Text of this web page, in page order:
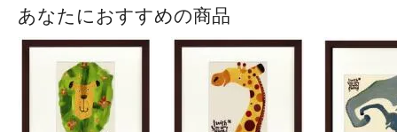
あなたにおすすめの商品